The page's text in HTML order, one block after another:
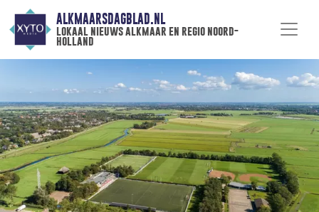
ALKMAARSDAGBLAD.NL
lokaal nieuws alkmaar en regio noord-
holland